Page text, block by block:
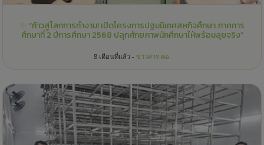
✨ “ก้าวสู่โลกการทำงาน! เปิดโครงการปฐมนิเทศสหกิจศึกษา ภาคการ
ศึกษาที่ 2 ปีการศึกษา 2568 ปลุกศักยภาพนักศึกษาให้พร้อมลุยจริง”
8 เดือนที่แล้ว - ข่าวสาร คอ.